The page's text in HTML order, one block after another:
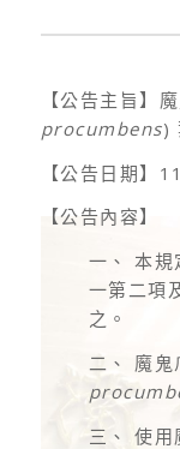
【公告主旨】
procumbens)
【公告日期】
【公告內容】
一、 本規
一第二項
之。
二、 魔鬼
三、 使